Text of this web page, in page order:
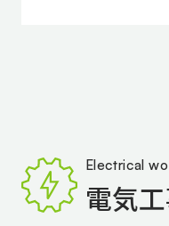
Electrical
電気